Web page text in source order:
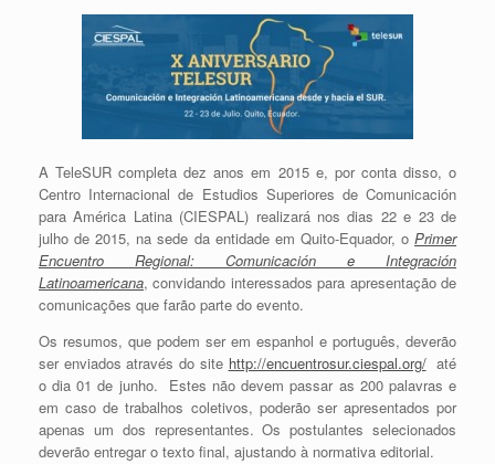
A TeleSUR completa dez anos em 2015 e, por conta disso, o
Centro Internacional de Estudios Superiores de Comunicación
para América Latina (CIESPAL) realizará nos dias 22 e 23 de
julho de 2015, na sede da entidade em Quito-Equador, o Primer
Encuentro Regional: Comunicación e Integración
Latinoamericana, convidando interessados para apresentação de
comunicações que farão parte do evento.
Os resumos, que podem ser em espanhol e português, deverão
ser enviados através do site http://encuentrosur.ciespal.org/até
o dia 01 de junho. Estes não devem passar as 200 palavras e
em caso de trabalhos coletivos, poderão ser apresentados por
apenas um dos representantes. Os postulantes selecionados
deverão entregar o texto final, ajustando à normativa editorial.